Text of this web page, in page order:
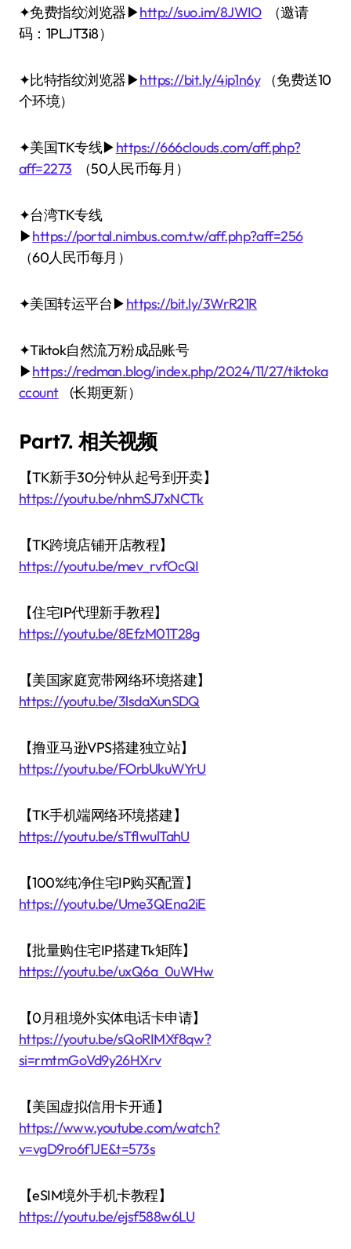
✦免费指纹浏览器▶http://suo.im/8JWIO（邀请
码：1PLJT3i8）
✦比特指纹浏览器▶https://bit.ly/4ip1n6y（免费送10
个环境）
✦美国TK专线▶https://666clouds.com/aff.php?
aff=2273 （50人民币每月）
✦台湾TK专线
▶https://portal.nimbus.com.tw/aff.php?aff=256
（60人民币每月）
✦美国转运平台▶https://bit.ly/3WrR21R
✦Tiktok自然流万粉成品账号
▶https://redman.blog/index.php/2024/11/27/tiktoka
ccount(长期更新）
Part7. 相关视频
【TK新手30分钟从起号到开卖】
https://youtu.be/nhmSJ7xNCTk
【TK跨境店铺开店教程】
https://youtu.be/mev_rvfOcQI
【住宅IP代理新手教程】
https://youtu.be/8EfzM01T28g
【美国家庭宽带网络环境搭建】
https://youtu.be/3lsdaXunSDQ
【撸亚马逊VPS搭建独立站】
https://youtu.be/FOrbUkuWYrU
【TK手机端网络环境搭建】
https://youtu.be/sTfIwulTahU
【100%纯净住宅IP购买配置】
https://youtu.be/Ume3QEna2iE
【批量购住宅IP搭建Tk矩阵】
https://youtu.be/uxQ6a_0uWHw
【0月租境外实体电话卡申请】
https://youtu.be/sQoRIMXf8qw?
si=rmtmGoVd9y26HXrv
【美国虚拟信用卡开通】
https://www.youtube.com/watch?
v=vgD9ro6f1JE&t=573s
【eSIM境外手机卡教程】
https://youtu.be/ejsf588w6LU